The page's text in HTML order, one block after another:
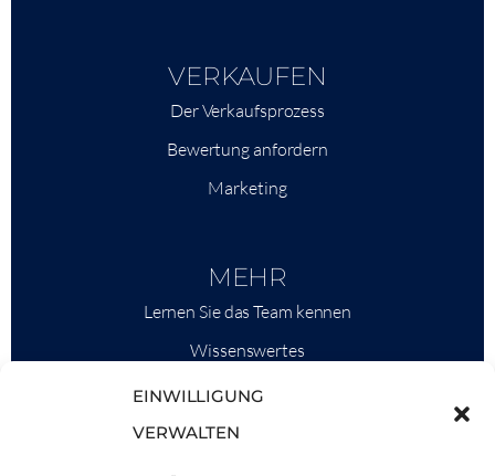
EINWILLIGUNG
VERWALTEN
VERKAUFEN
Der Verkaufsprozess
Bewertung anfordern
Marketing
MEHR
Lernen Sie das Team kennen
Wissenswertes
Savills
Marktinformationen